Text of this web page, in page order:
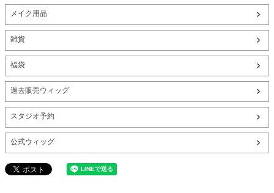
メイク用品
雑貨
福袋
過去販売ウィッグ
スタジオ予約
公式ウィッグ